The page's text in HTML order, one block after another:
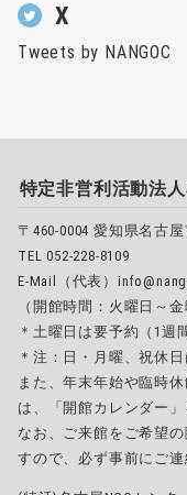
X
Tweets by NANGOC
特定非営利活動法
〒460-0004 愛知県名古
TEL 052-228-8109
E-Mail（代表）
（開館時間：火曜日～
＊土曜日は要予約（1週
＊注：日・月曜、祝休日
また、年末年始や臨時
は、「開館カレンダー」
なお、ご来館をご希望
すので、必ず事前にご連